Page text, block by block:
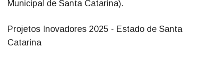
Municipal de Santa Catarina).
Projetos Inovadores 2025 - Estado de Santa
Catarina